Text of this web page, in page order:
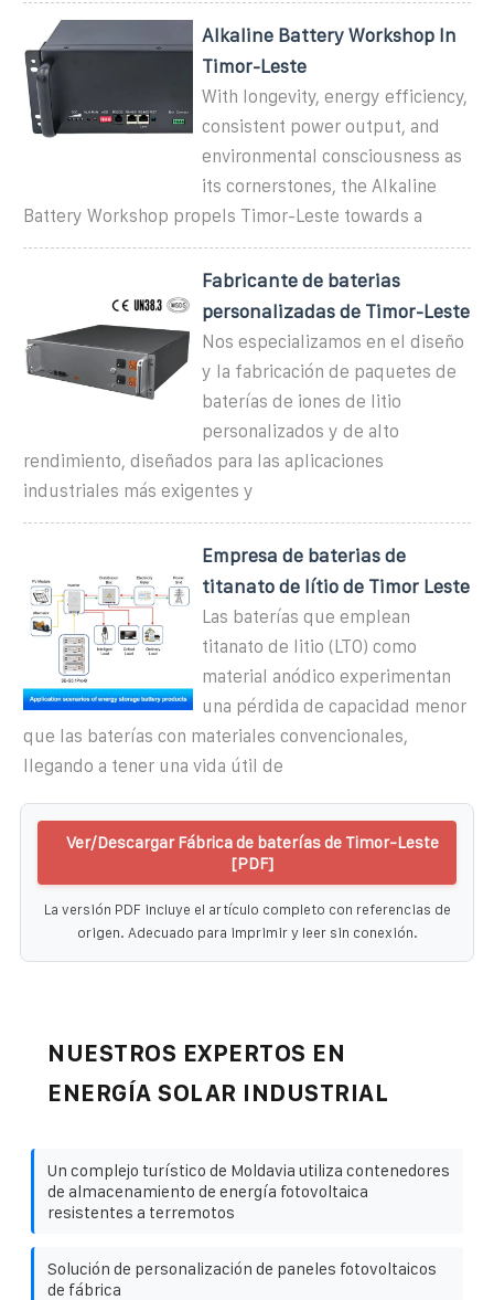
Alkaline Battery Workshop In
Timor-Leste
With longevity, energy efficiency,
consistent power output, and
environmental consciousness as
its cornerstones, the Alkaline
Battery Workshop propels Timor-Leste towards a
Fabricante de baterias
personalizadas de Timor-Leste
Nos especializamos en el diseño
y la fabricación de paquetes de
baterías de iones de litio
personalizados y de alto
rendimiento, diseñados para las aplicaciones
industriales más exigentes y
Empresa de baterias de
titanato de lítio de Timor Leste
Las baterías que emplean
titanato de litio (LTO) como
material anódico experimentan
una pérdida de capacidad menor
que las baterías con materiales convencionales,
llegando a tener una vida útil de
Ver/Descargar Fábrica de baterías de Timor-Leste
[PDF]
La versión PDF incluye el artículo completo con referencias de
origen. Adecuado para imprimir y leer sin conexión.
NUESTROS EXPERTOS EN
ENERGÍA SOLAR INDUSTRIAL
Un complejo turístico de Moldavia utiliza contenedores
de almacenamiento de energía fotovoltaica
resistentes a terremotos
Solución de personalización de paneles fotovoltaicos
de fábrica